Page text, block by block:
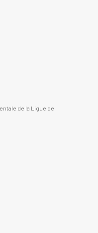
de la Ligue de